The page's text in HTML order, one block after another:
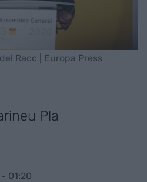
Racc | Europa Press
Pla
01:20